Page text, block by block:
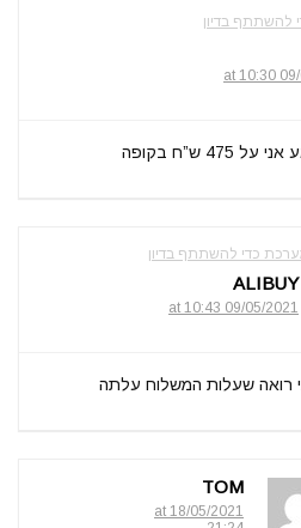
להשתתף בדיון
09/
ש”ח בקופה
כדי להשתתף בדיון
ALIBUY
09/05/2021 at 10:43
רואה שעלות המשלוח עלתה
TOM
18/05/2021 at